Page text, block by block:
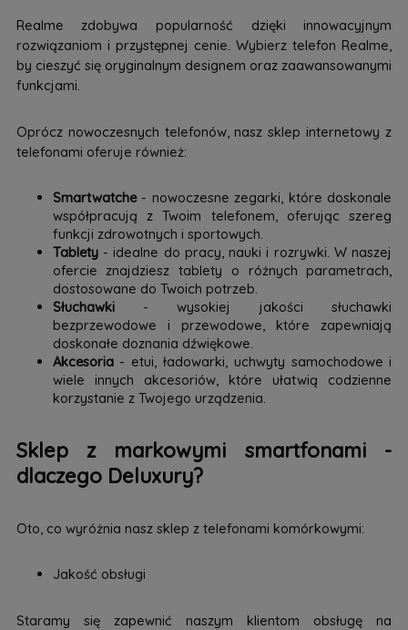
Realme zdobywa popularność dzięki innowacyjnym
rozwiązaniom i przystępnej cenie. Wybierz telefon Realme,
by cieszyć się oryginalnym designem oraz zaawansowanymi
funkcjami.
Oprócz nowoczesnych telefonów, nasz sklep internetowy z
telefonami oferuje również:
Smartwatche- nowoczesne zegarki, które doskonale
współpracują z Twoim telefonem, oferując szereg
funkcji zdrowotnych i sportowych.
Tablety- idealne do pracy, nauki i rozrywki. W naszej
ofercie znajdziesz tablety o różnych parametrach,
dostosowane do Twoich potrzeb.
Słuchawki- wysokiej jakości słuchawki
bezprzewodowe i przewodowe, które zapewniają
doskonałe doznania dźwiękowe.
Akcesoria- etui, ładowarki, uchwyty samochodowe i
wiele innych akcesoriów, które ułatwią codzienne
korzystanie z Twojego urządzenia.
Sklep z markowymi smartfonami -
dlaczego Deluxury?
Oto, co wyróżnia nasz sklep z telefonami komórkowymi:
Jakość obsługi
Staramy się zapewnić naszym klientom obsługę na